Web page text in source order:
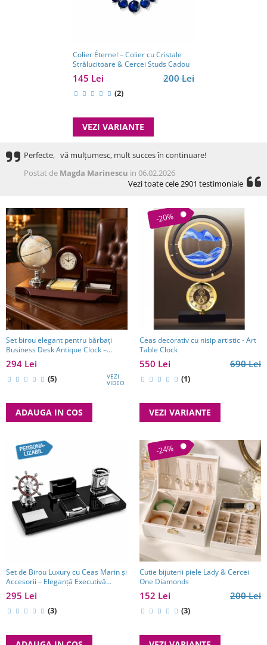
Colier Éternel – Colier cu Cristale
Strălucitoare & Cercei Studs Cadou
200 Lei
145 Lei
(2)
VEZI VARIANTE
Perfecte, vă mulțumesc, mult succes în continuare!
Postat de Magda Marinescu in 06.02.2026
Vezi toate cele 2901 testimoniale
Set birou elegant pentru bărbați
Business Desk Antique Clock –
cadou premium pentru șef, soț sau
partener de afaceri
294 Lei
(5) VEZI
VIDEO
ADAUGA IN COS
-20%
Ceas decorativ cu nisip artistic - Art
Table Clock
690 Lei
550 Lei
(1)
VEZI VARIANTE
Set de Birou Luxury cu Ceas Marin și
Accesorii – Eleganță Executivă
pentru Manageri
295 Lei
(3)
-24%
Cutie bijuterii piele Lady & Cercei
One Diamonds
200 Lei
152 Lei
(3)